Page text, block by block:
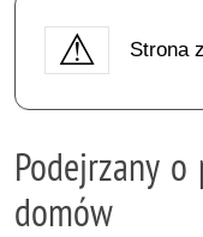
Strona
Podejrzany
domów